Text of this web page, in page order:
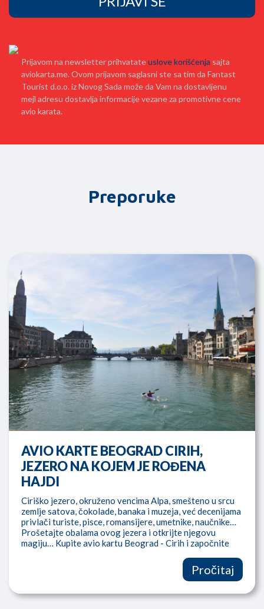
Prijavom na newsletter prihvatateuslove korišćenja sajta
aviokarta.me. Ovom prijavom saglasni ste sa tim da Fantast
Tourist d.o.o. iz Novog Sada može da Vam na dostavljenu
mejl adresu dostavlja informacije vezane za promotivne cene
avio karata.
Preporuke
AVIO KARTE BEOGRAD CIRIH,
JEZERO NA KOJEM JE ROĐENA
HAJDI
Ciriško jezero, okruženo vencima Alpa, smešteno u srcu
zemlje satova, čokolade, banaka i muzeja, već decenijama
privlači turiste, pisce, romansijere, umetnike, naučnike…
Prošetajte obalama ovog jezera i otkrijte njegovu
magiju… Kupite avio kartu Beograd - Cirih i započnite
Pročitaj